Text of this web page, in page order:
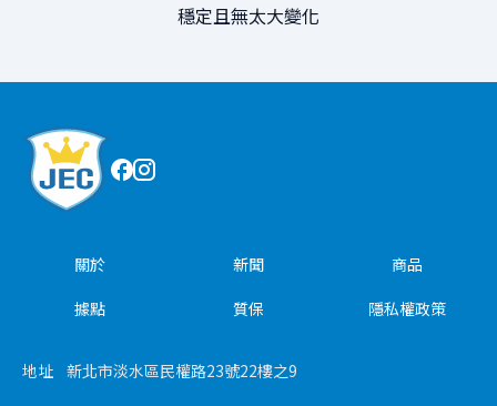
穩定且無太大變化
關於 新聞
商品
據點
質保 隱私權政策
地址 新北市淡水區民權路23號22樓之9